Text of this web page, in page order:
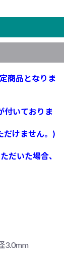
商品となりま
付いておりま
だけません。)
だいた場合、
3.0mm